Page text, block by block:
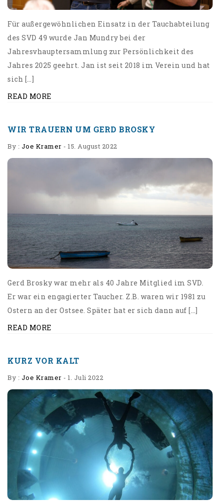
Für außergewöhnlichen Einsatz in der Tauchabteilung
des SVD 49 wurde Jan Mundry bei der
Jahresvhauptersammlung zur Persönlichkeit des
Jahres 2025 geehrt. Jan ist seit 2018 im Verein und hat
sich […]
READ MORE
WIR TRAUERN UM GERD BROSKY
By : Joe Kramer - 15. August 2022
Gerd Brosky war mehr als 40 Jahre Mitglied im SVD.
Er war ein engagierter Taucher. Z.B. waren wir 1981 zu
Ostern an der Ostsee. Später hat er sich dann auf […]
READ MORE
KURZ VOR KALT
By : Joe Kramer - 1. Juli 2022